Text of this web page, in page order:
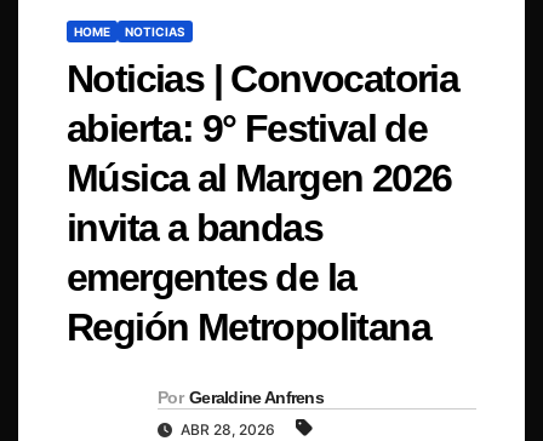
HOME NOTICIAS
Noticias | Convocatoria
abierta: 9° Festival de
Música al Margen 2026
invita a bandas
emergentes de la
Región Metropolitana
Por Geraldine Anfrens
ABR 28, 2026